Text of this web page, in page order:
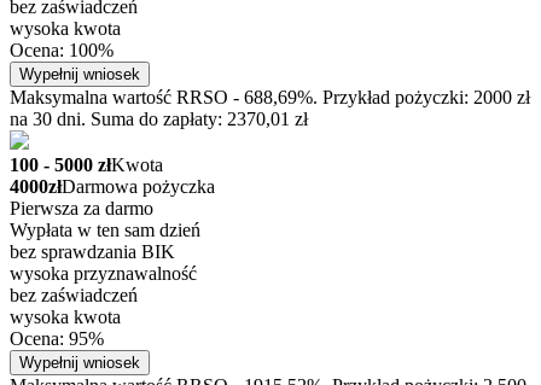
bez zaświadczeń
wysoka kwota
Ocena: 100%
Wypełnij wniosek
Maksymalna wartość RRSO - 688,69%. Przykład pożyczki: 2000 zł
na 30 dni. Suma do zapłaty: 2370,01 zł
100 - 5000 złKwota
4000złDarmowa pożyczka
Pierwsza za darmo
Wypłata w ten sam dzień
bez sprawdzania BIK
wysoka przyznawalność
bez zaświadczeń
wysoka kwota
Ocena: 95%
Wypełnij wniosek